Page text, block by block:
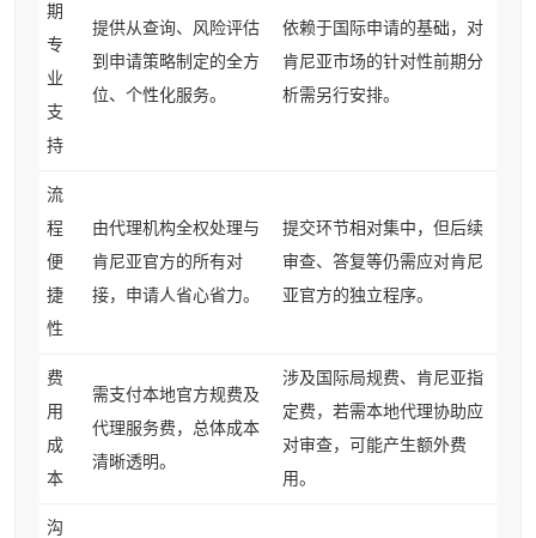
期
专
业
支
持
提供从查询、风险评估
到申请策略制定的全方
位、个性化服务。
依赖于国际申请的基础，对
肯尼亚市场的针对性前期分
析需另行安排。
流
程
便
捷
性
由代理机构全权处理与
肯尼亚官方的所有对
接，申请人省心省力。
提交环节相对集中，但后续
审查、答复等仍需应对肯尼
亚官方的独立程序。
费
用
成
本
需支付本地官方规费及
代理服务费，总体成本
清晰透明。
涉及国际局规费、肯尼亚指
定费，若需本地代理协助应
对审查，可能产生额外费
用。
沟